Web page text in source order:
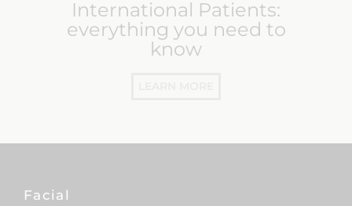
International Patients:
everything you need to
know
Facial